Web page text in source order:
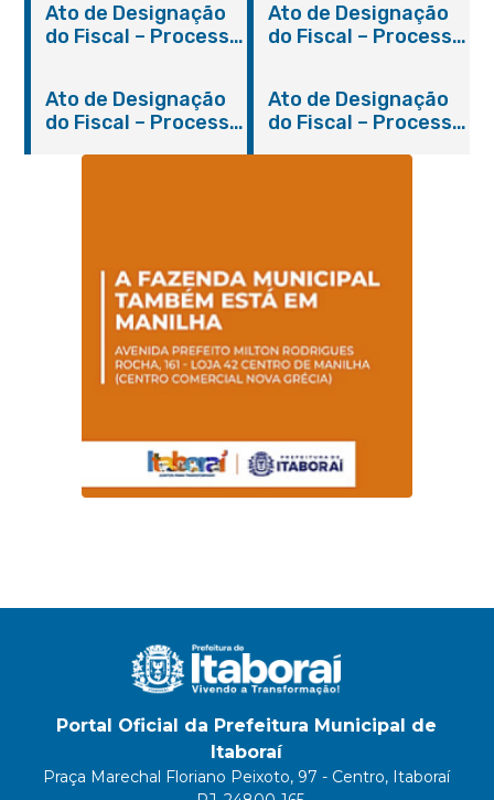
Ato de Designação
do Fiscal – Processo
Ato de Designação
do Fiscal – Processo
Ato de Designação
do Fiscal – Processo
Ato de Designação
do Fiscal – Processo
Portal Oficial da Prefeitura Municipal de
Itaboraí
Praça Marechal Floriano Peixoto, 97 - Centro, Itaboraí